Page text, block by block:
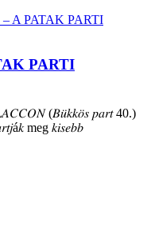
PARTI
(𝐵𝑢̈𝑘𝑘𝑜̈𝑠 𝑝𝑎𝑟𝑡 40.)
meg 𝑘𝑖𝑠𝑒𝑏𝑏